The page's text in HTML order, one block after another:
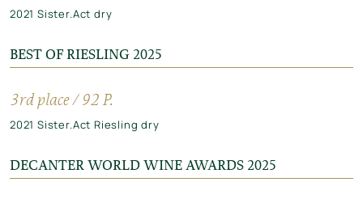
2021 Sister.Act dry
BEST OF RIESLING 2025
3rd place / 92 P.
2021 Sister.Act Riesling dry
DECANTER WORLD WINE AWARDS 2025